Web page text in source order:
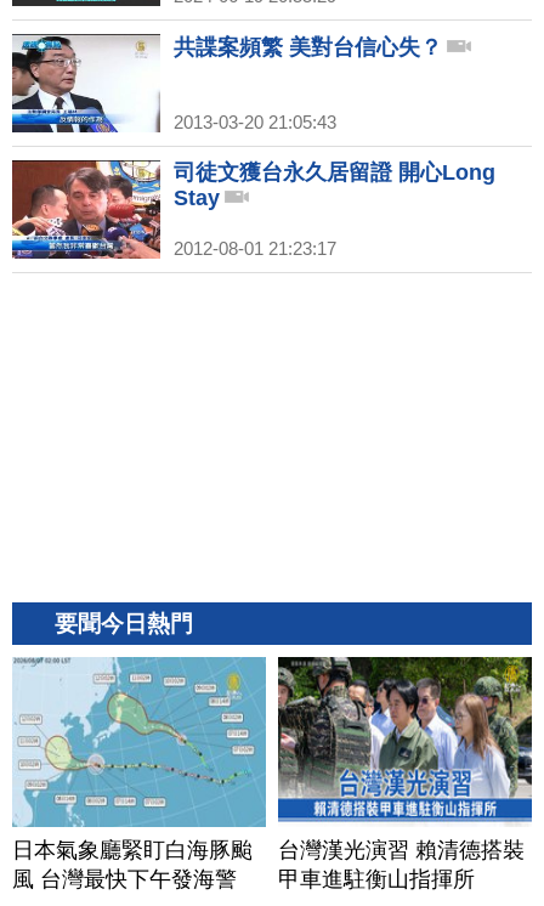
共諜案頻繁 美對台信心失？
2013-03-20 21:05:43
司徒文獲台永久居留證 開心Long
Stay
2012-08-01 21:23:17
要聞今日熱門
日本氣象廳緊盯白海豚颱
風 台灣最快下午發海警
台灣漢光演習 賴清德搭裝
甲車進駐衡山指揮所